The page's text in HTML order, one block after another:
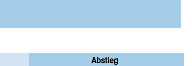
Abstieg